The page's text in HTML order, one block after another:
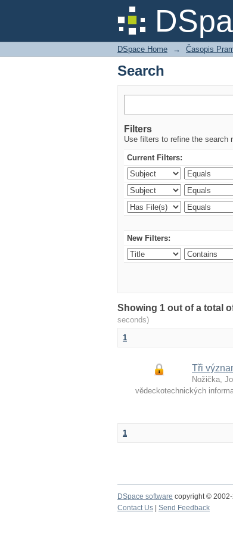
Search
DSpace Home → Časopis
Search
Filters
Use filters to refine the search
Current Filters:
New Filters:
Showing 1 out of a total
seconds)
1
Tři
Nožička,
vědeckotechnických
1
DSpace software copyright ©
Contact Us
Send Feedback